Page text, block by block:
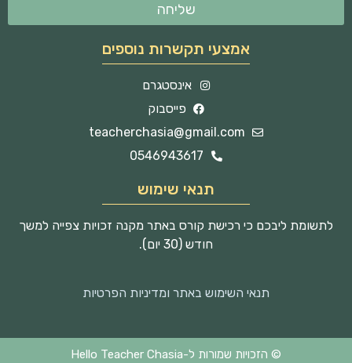
שליחה
אמצעי תקשרות נוספים
אינסטגרם
פייסבוק
teacherchasia@gmail.com
0546943617
תנאי שימוש
לתשומת ליבכם כי רכישת קורס באתר מקנה זכויות צפייה למשך
חודש (30 יום).
תנאי השימוש באתר ומדיניות הפרטיות
© הזכויות שמורות ל-Hello Teacher Chasia